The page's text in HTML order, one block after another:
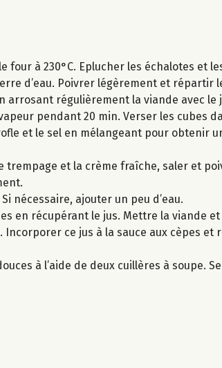
four à 230°C. Eplucher les échalotes et
d’eau. Poivrer légèrement et répartir
arrosant régulièrement la viande avec le
pendant 20 min. Verser les cubes
et le sel en mélangeant pour obtenir
trempage et la crème fraîche, saler et
nécessaire, ajouter un peu d’eau.
en récupérant le jus. Mettre la viande
Incorporer ce jus à la sauce aux cèpes et
à l’aide de deux cuillères à soupe.